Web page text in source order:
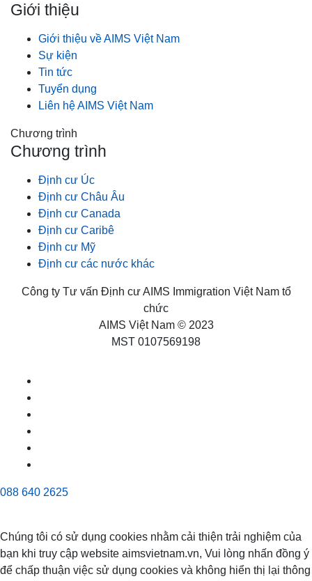
Giới thiệu
Giới thiệu về AIMS Việt Nam
Sự kiện
Tin tức
Tuyển dụng
Liên hệ AIMS Việt Nam
Chương trình
Chương trình
Định cư Úc
Định cư Châu Âu
Định cư Canada
Định cư Caribê
Định cư Mỹ
Định cư các nước khác
Công ty Tư vấn Định cư AIMS Immigration Việt Nam tổ
chức
AIMS Việt Nam © 2023
MST 0107569198
088 640 2625
Chúng tôi có sử dụng cookies nhằm cải thiện trải nghiệm của
bạn khi truy cập website aimsvietnam.vn, Vui lòng nhấn đồng ý
để chấp thuận việc sử dụng cookies và không hiển thị lại thông